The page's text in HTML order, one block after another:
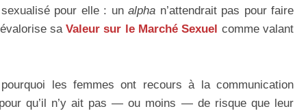
pour elle : un alpha n’attendrait pas pour faire
saValeur sur le Marché Sexuel comme valant
les femmes ont recours à la communication
qu’il n’y ait pas — ou moins — de risque que leur